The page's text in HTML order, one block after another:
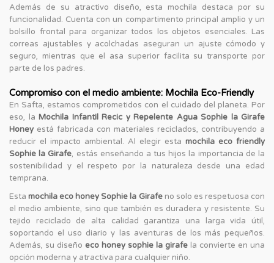
Además de su atractivo diseño, esta mochila destaca por su
funcionalidad. Cuenta con un compartimento principal amplio y un
bolsillo frontal para organizar todos los objetos esenciales. Las
correas ajustables y acolchadas aseguran un ajuste cómodo y
seguro, mientras que el asa superior facilita su transporte por
parte de los padres.
Compromiso con el medio ambiente: Mochila Eco-Friendly
En Safta, estamos comprometidos con el cuidado del planeta. Por
eso, la Mochila Infantil Recic y Repelente Agua Sophie la Girafe
Honey está fabricada con materiales reciclados, contribuyendo a
reducir el impacto ambiental. Al elegir esta mochila eco friendly
Sophie la Girafe, estás enseñando a tus hijos la importancia de la
sostenibilidad y el respeto por la naturaleza desde una edad
temprana.
Estamochila eco honey Sophie la Girafeno solo es respetuosa con
el medio ambiente, sino que también es duradera y resistente. Su
tejido reciclado de alta calidad garantiza una larga vida útil,
soportando el uso diario y las aventuras de los más pequeños.
Además, su diseño eco honey sophie la girafe la convierte en una
opción moderna y atractiva para cualquier niño.